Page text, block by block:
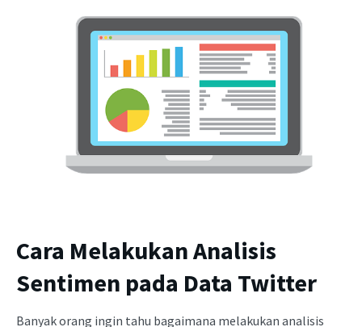
Cara Melakukan Analisis
Sentimen pada Data Twitter
Banyak orang ingin tahu bagaimana melakukan analisis